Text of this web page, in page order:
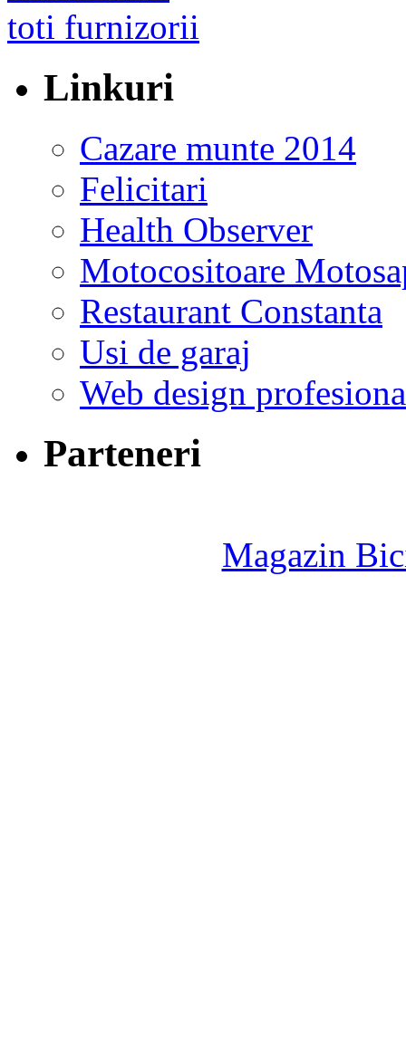
Linkuri
Cazare munte 2014
Felicitari
Health Observer
Motocositoare
Restaurant Constanta
Usi de garaj
Web design
Parteneri
Magazin